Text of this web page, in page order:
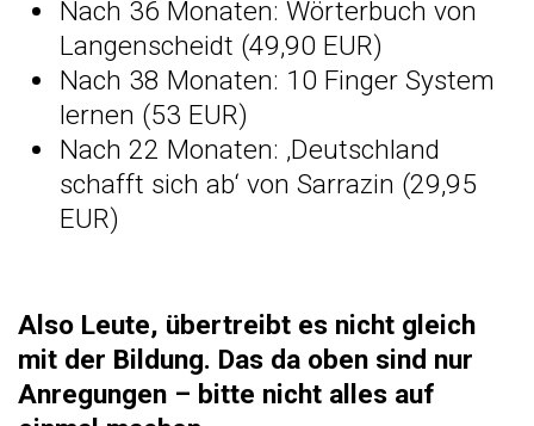
Nach 36 Monaten: Wörterbuch von
Langenscheidt (49,90 EUR)
Nach 38 Monaten: 10 Finger System
lernen (53 EUR)
Nach 22 Monaten: ‚Deutschland
schafft sich ab‘ von Sarrazin (29,95
EUR)
Also Leute, übertreibt es nicht gleich
mit der Bildung. Das da oben sind nur
Anregungen – bitte nicht alles auf